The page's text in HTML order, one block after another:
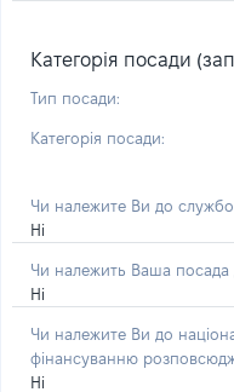
Категорія посади
Тип посади:
Категорія посади:
Чи належите Ви до
Ні
Чи належить Ваша посада
Ні
Чи належите Ви до
фінансуванню
Ні